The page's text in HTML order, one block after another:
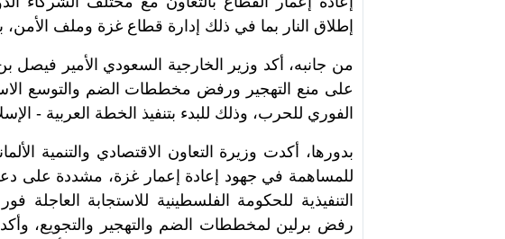
إطلاق النار بما في ذلك إدارة قطاع غزة وملف
من جانبه، أكد وزير الخارجية السعودي الأمير
على منع التهجير ورفض مخططات الضم والتوسع
الفوري للحرب، وذلك للبدء بتنفيذ الخطة العربية -
بدورها، أكدت وزيرة التعاون الاقتصادي والتنمية
للمساهمة في جهود إعادة إعمار غزة، مشددة على دعم
التنفيذية للحكومة الفلسطينية للاستجابة
رفض برلين لمخططات الضم والتهجير والتجويع،